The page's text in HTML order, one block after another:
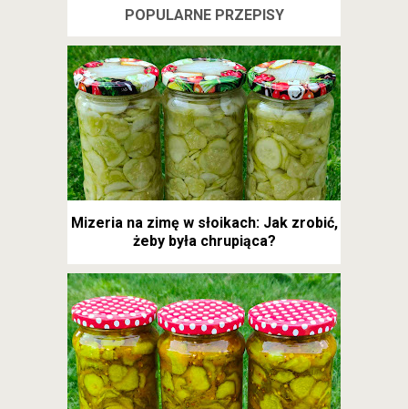
POPULARNE PRZEPISY
Mizeria na zimę w słoikach: Jak zrobić,
żeby była chrupiąca?